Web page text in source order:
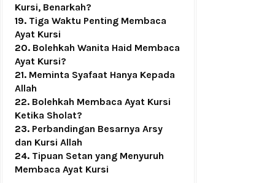
Kursi, Benarkah?
19. Tiga Waktu Penting Membaca
Ayat Kursi
20. Bolehkah Wanita Haid Membaca
Ayat Kursi?
21. Meminta Syafaat Hanya Kepada
Allah
22. Bolehkah Membaca Ayat Kursi
Ketika Sholat?
23. Perbandingan Besarnya Arsy
dan Kursi Allah
24. Tipuan Setan yang Menyuruh
Membaca Ayat Kursi